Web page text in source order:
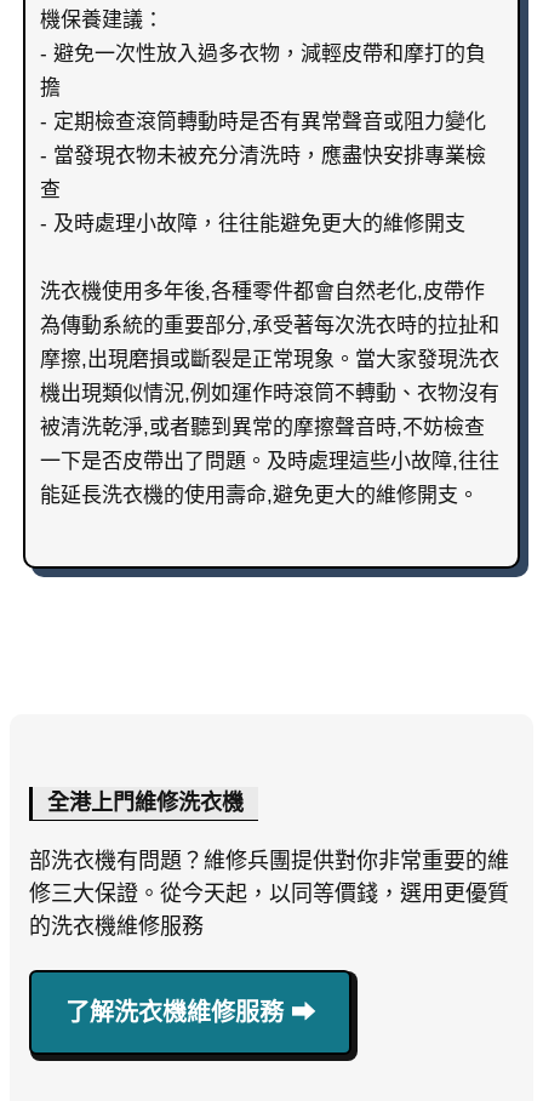
機保養建議：
- 避免一次性放入過多衣物，減輕皮帶和摩打的負
擔
- 定期檢查滾筒轉動時是否有異常聲音或阻力變化
- 當發現衣物未被充分清洗時，應盡快安排專業檢
查
- 及時處理小故障，往往能避免更大的維修開支
洗衣機使用多年後,各種零件都會自然老化,皮帶作
為傳動系統的重要部分,承受著每次洗衣時的拉扯和
摩擦,出現磨損或斷裂是正常現象。當大家發現洗衣
機出現類似情況,例如運作時滾筒不轉動、衣物沒有
被清洗乾淨,或者聽到異常的摩擦聲音時,不妨檢查
一下是否皮帶出了問題。及時處理這些小故障,往往
能延長洗衣機的使用壽命,避免更大的維修開支。
全港上門維修洗衣機
部洗衣機有問題？維修兵團提供對你非常重要的維
修三大保證。從今天起，以同等價錢，選用更優質
的洗衣機維修服務
了解洗衣機維修服務 ⮕